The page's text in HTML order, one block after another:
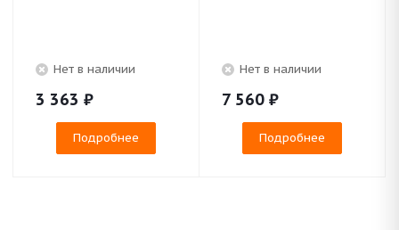
Нет в наличии
3 363 ₽
Подробнее
Нет в наличии
7 560 ₽
Подробнее